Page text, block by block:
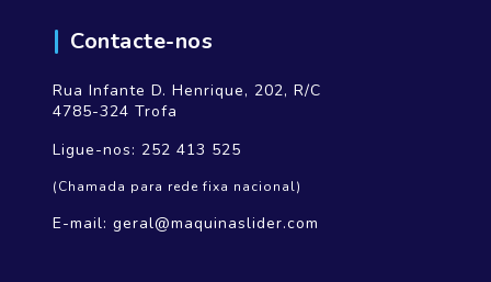
Contacte-nos
Rua Infante D. Henrique, 202, R/C
4785-324 Trofa
Ligue-nos: 252 413 525
(Chamada para rede fixa nacional)
E-mail: geral@maquinaslider.com